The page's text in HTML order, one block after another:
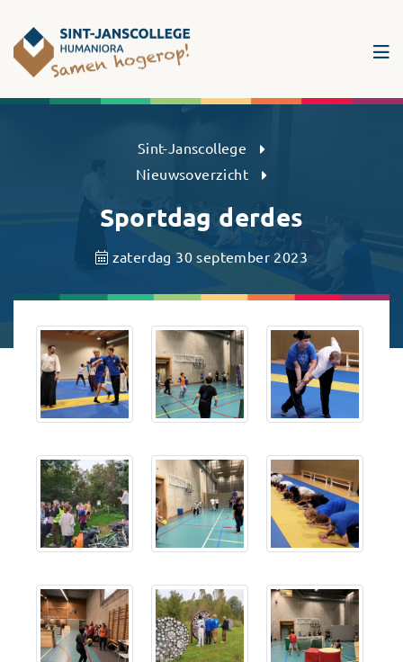
Sint-Janscollege Humaniora
Sint-Janscollege
Nieuwsoverzicht
Sportdag derdes
zaterdag 30 september 2023